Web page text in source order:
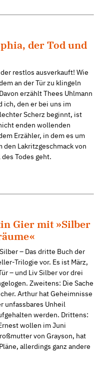
der Tod und
restlos ausverkauft! Wie
an der Tür zu klingeln
erzählt Thees Uhlmann
ich, den er bei uns im
Scherz beginnt, ist
enden wollenden
Erzähler, in dem es um
den Lakritzgeschmack von
Todes geht.
Gier mit »Silber
– Das dritte Buch der
Trilogie vor. Es ist März,
– und Liv Silber vor drei
Zweitens: Die Sache
Arthur hat Geheimnisse
unfassbares Unheil
werden. Drittens:
wollen im Juni
von Grayson, hat
allerdings ganz andere